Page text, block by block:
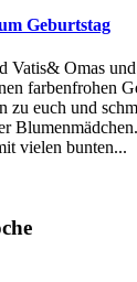
Geburtstag
Vatis& Omas
farbenfrohen
zu euch und
vielen bunten...